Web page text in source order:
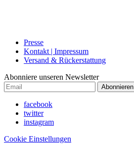
Presse
Kontakt | Impressum
Versand & Rückerstattung
Abonniere unseren Newsletter
Abonnieren
facebook
twitter
instagram
Cookie Einstellungen